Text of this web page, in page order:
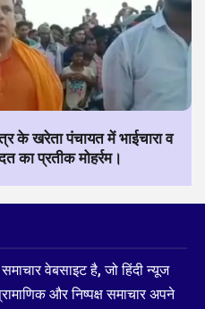
के खरेता पंचायत में भाईचारा व
का प्रतीक मोहर्रम।
वेबसाइट है, जो हिंदी न्यूज
और निष्पक्ष समाचार अपने